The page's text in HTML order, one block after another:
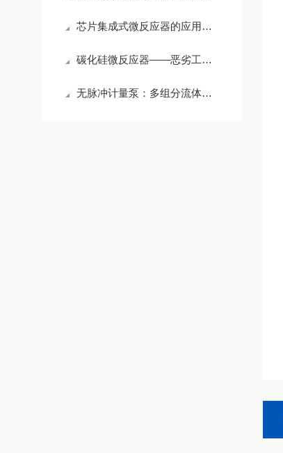
芯片集成式微反应器的应用场景及案例分析
碳化硅微反应器——恶劣工况下的“化学合成铠甲”
无脉冲计量泵：多组分流体同步平稳输送与比例精确控制专家